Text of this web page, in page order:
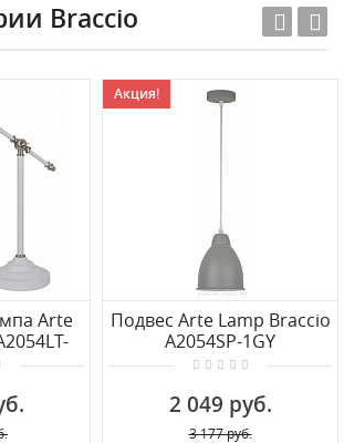
Braccio
Arte
Акция!
Подвес Arte Lamp Braccio
A2054SP-1GY
2 049 руб.
3 177 руб.